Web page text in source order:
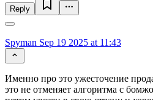
Reply
Spyman Sep 19 2025 at 11:43
Именно про это ужесточение
это не отменяет алгоритма с